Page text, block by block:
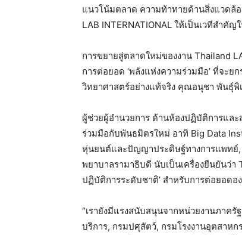
แนวโน้มตลาด ความท้าทายด้านสิ่งแวดล้
LAB INTERNATIONAL ให้เป็นเวทีสำคั
การขยายสู่ตลาดใหม่ของงาน Thailand
การต่อยอด ‘พลังแห่งความร่วมมือ’ ที่จะ
วิทยาศาสตร์อย่างแท้จริง คุณอนุชา พันธุ์พิ
ผู้ช่วยผู้อำนวยการ ด้านห้องปฏิบัติการและ
ร่วมมือกับพันธมิตรใหม่ อาทิ Big Data
หุ่นยนต์และปัญญาประดิษฐ์ทางการแพทย์,
พยาบาลรามาธิบดี นับเป็นเครื่องยืนยันว่า
ปฏิบัติการระดับชาติ’ สำหรับการต่อยอดอ
“เรายังมีแรงสนับสนุนจากหน่วยงานภาค
บริการ, กรมปศุสัตว์, กรมโรงงานอุตสาห